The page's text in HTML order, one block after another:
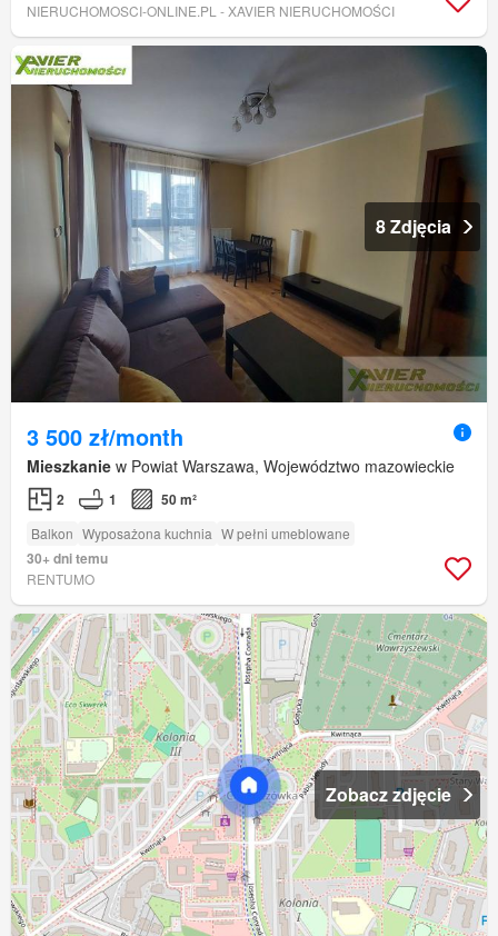
NIERUCHOMOSCI-ONLINE.PL - XAVIER NIERUCHOMOŚCI
8 Zdjęcia
3 500 zł/month
Mieszkanie w Powiat Warszawa, Województwo mazowieckie
2 1 50 m²
Balkon Wyposażona kuchnia W pełni umeblowane
30+ dni temu
RENTUMO
Zobacz zdjęcie